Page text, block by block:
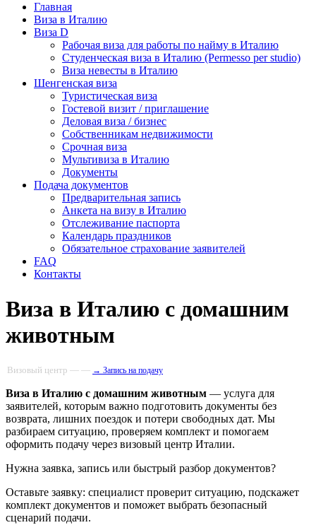
Главная
Виза в Италию
Виза D
Рабочая виза для работы по найму в Италию
Студенческая виза в Италию (Permesso per studio)
Виза невесты в Италию
Шенгенская виза
Туристическая виза
Гостевой визит / приглашение
Деловая виза / бизнес
Собственникам недвижимости
Срочная виза
Мультивиза в Италию
Документы
Подача документов
Предварительная запись
Анкета на визу в Италию
Отслеживание паспорта
Календарь праздников
Обязательное страхование заявителей
FAQ
Контакты
Виза в Италию с домашним
животным
Визовый центр — — → Запись на подачу
Виза в Италию с домашним животным — услуга для
заявителей, которым важно подготовить документы без
возврата, лишних поездок и потери свободных дат. Мы
разбираем ситуацию, проверяем комплект и помогаем
оформить подачу через визовый центр Италии.
Нужна заявка, запись или быстрый разбор документов?
Оставьте заявку: специалист проверит ситуацию, подскажет
комплект документов и поможет выбрать безопасный
сценарий подачи.